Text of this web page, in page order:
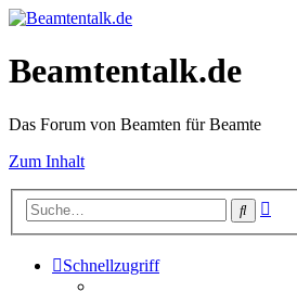
Beamtentalk.de
Das Forum von Beamten für Beamte
Zum Inhalt
Suche
Schnellzugriff